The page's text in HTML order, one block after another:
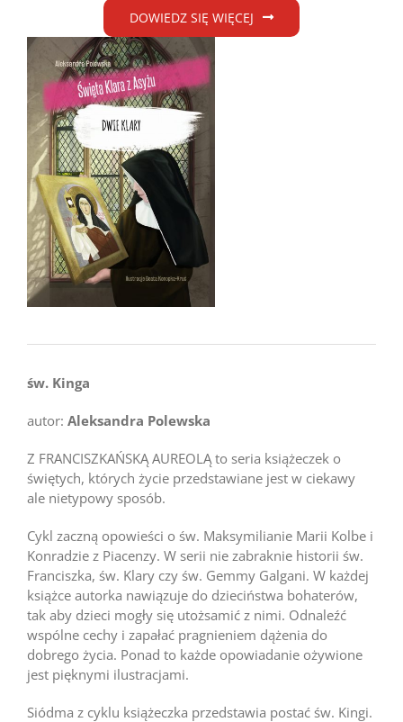
DOWIEDZ SIĘ WIĘCEJ
św. Kinga
autor: Aleksandra Polewska
Z FRANCISZKAŃSKĄ AUREOLĄ to seria książeczek o
świętych, których życie przedstawiane jest w ciekawy
ale nietypowy sposób.
Cykl zaczną opowieści o św. Maksymilianie Marii Kolbe i
Konradzie z Piacenzy. W serii nie zabraknie historii św.
Franciszka, św. Klary czy św. Gemmy Galgani. W każdej
książce autorka nawiązuje do dzieciństwa bohaterów,
tak aby dzieci mogły się utożsamić z nimi. Odnaleźć
wspólne cechy i zapałać pragnieniem dążenia do
dobrego życia. Ponad to każde opowiadanie ożywione
jest pięknymi ilustracjami.
Siódma z cyklu książeczka przedstawia postać św. Kingi.